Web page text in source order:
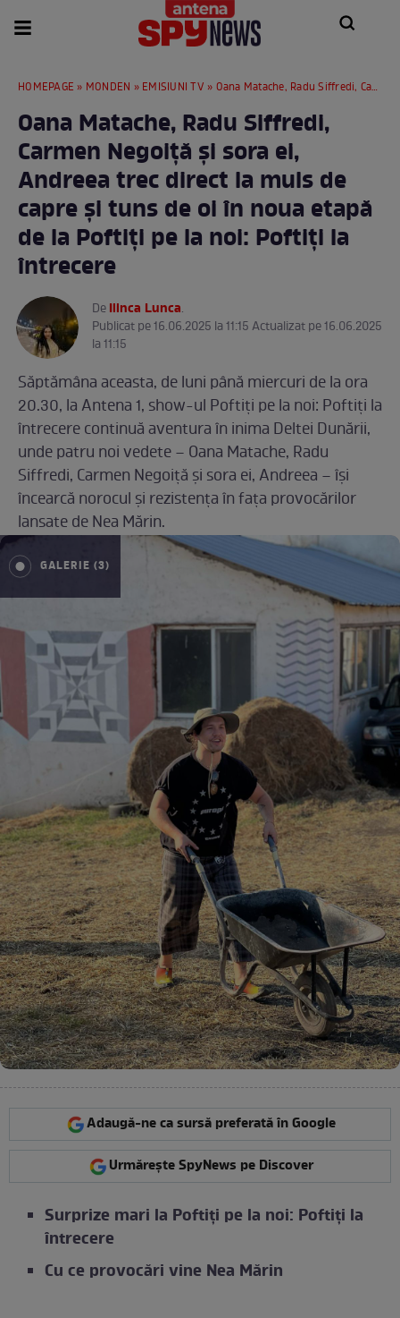
HOMEPAGE » MONDEN » EMISIUNI TV » Oana Matache, Radu Siffredi, Carmen Negoiță și sora ei, Andreea trec direct la muls de capre și tuns de oi în noua etapă de la Poftiți pe la noi: Poftiți la întrecere
Oana Matache, Radu Siffredi,
Carmen Negoiță și sora ei,
Andreea trec direct la muls de
capre și tuns de oi în noua etapă
de la Poftiți pe la noi: Poftiți la
întrecere
DeIlinca Lunca.
Publicat pe 16.06.2025 la 11:15 Actualizat pe 16.06.2025
la 11:15
Săptămâna aceasta, de luni până miercuri de la ora
20.30, la Antena 1, show-ul Poftiți pe la noi: Poftiți la
întrecere continuă aventura în inima Deltei Dunării,
unde patru noi vedete – Oana Matache, Radu
Siffredi, Carmen Negoiță și sora ei, Andreea – își
încearcă norocul și rezistența în fața provocărilor
lansate de Nea Mărin.
GALERIE (3)
Adaugă-ne ca sursă preferată în Google
Urmărește SpyNews pe Discover
Surprize mari la Poftiți pe la noi: Poftiți la
întrecere
Cu ce provocări vine Nea Mărin